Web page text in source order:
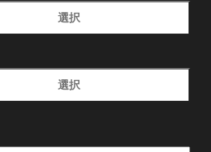
選択
選択